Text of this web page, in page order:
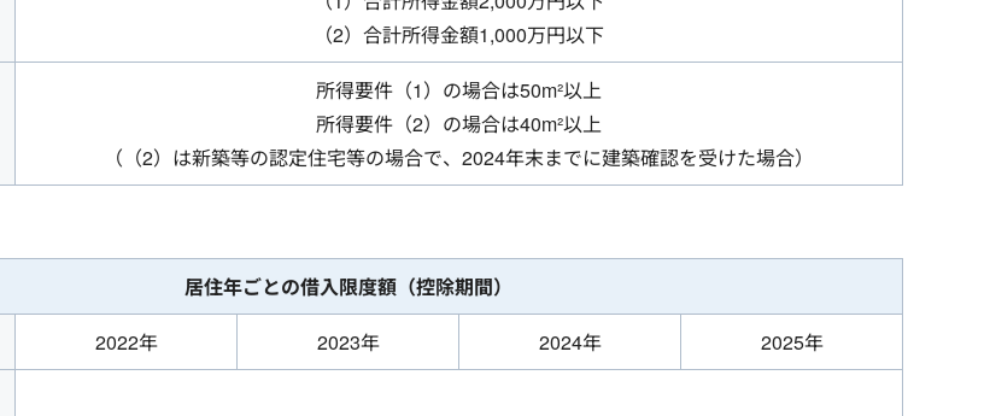
（2）合計所得金額1,000万円以下
所得要件（1）の場合は50m²以上
所得要件（2）の場合は40m²以上
（（2）は新築等の認定住宅等の場合で、2024年末までに建築確認を受けた場合）
居住年ごとの借入限度額 （控除期間）
2022年
2023年 2024年
2025年